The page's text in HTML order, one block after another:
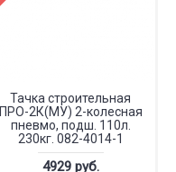
Тачка строительная
ПРО-2К(МУ) 2-колесная
пневмо, подш. 110л.
230кг. 082-4014-1
4929 руб.